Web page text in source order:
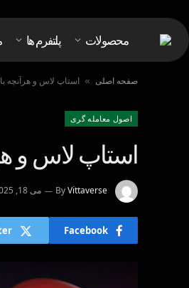
محصولات پلتفرم ها
صفحه اصلی » استاپ لاس و هرآنچه
اصول معامله گرى
استاپ لاس و
ByVittaverse می 18, 2025
Facebook